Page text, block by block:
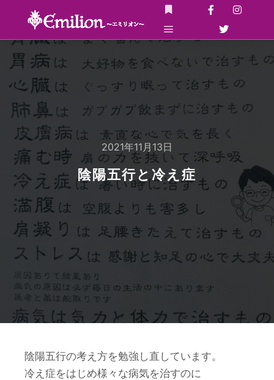
詳細
メインメニュー
2021年11月13日
陰陽五行と冷え症
陰陽五行の考え方を勉強し直しています。
冷え症をはじめ様々な病気を治すのに